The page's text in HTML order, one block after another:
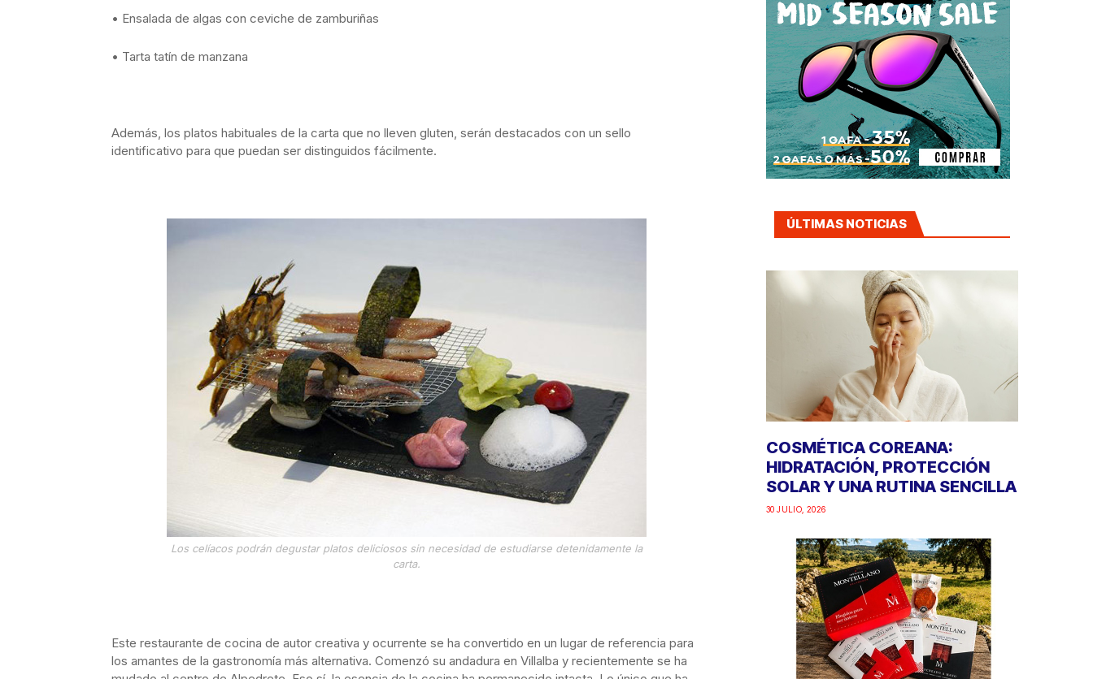
• Ensalada de algas con ceviche de zamburiñas
• Tarta tatín de manzana
Además, los platos habituales de la carta que no lleven gluten, serán destacados con un sello
identificativo para que puedan ser distinguidos fácilmente.
Los celíacos podrán degustar platos deliciosos sin necesidad de estudiarse detenidamente la
carta.
Este restaurante de cocina de autor creativa y ocurrente se ha convertido en un lugar de referencia para
los amantes de la gastronomía más alternativa. Comenzó su andadura en Villalba y recientemente se ha
ÚLTIMAS NOTICIAS
COSMÉTICA COREANA:
HIDRATACIÓN, PROTECCIÓN
SOLAR Y UNA RUTINA SENCILLA
30 JULIO, 2026